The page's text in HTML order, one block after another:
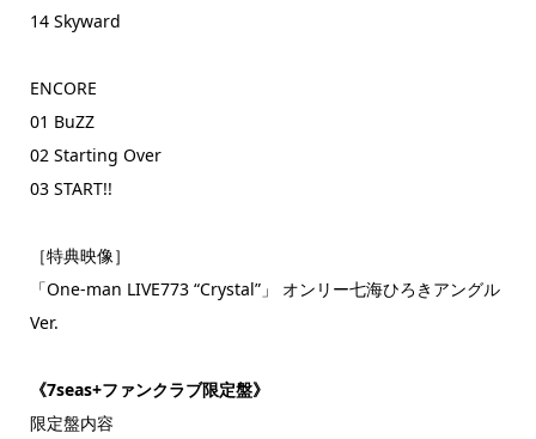
14 Skyward
ENCORE
01 BuZZ
02 Starting Over
03 START!!
［特典映像］
「One-man LIVE773 “Crystal”」 オンリー七海ひろきアングル
Ver.
《7seas+ファンクラブ限定盤》
限定盤内容